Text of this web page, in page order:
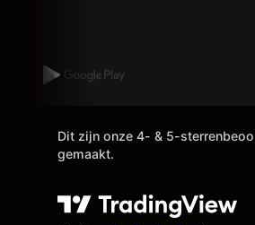
Dit zijn onze 4- & 5-
gemaakt.